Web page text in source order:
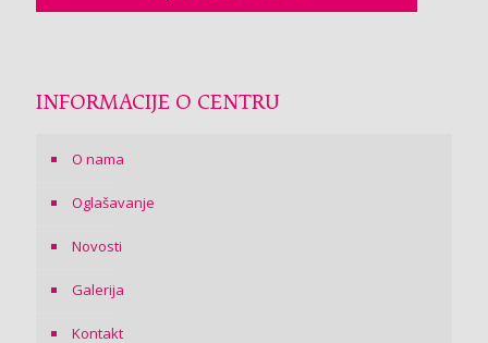
INFORMACIJE O CENTRU
O nama
Oglašavanje
Novosti
Galerija
Kontakt